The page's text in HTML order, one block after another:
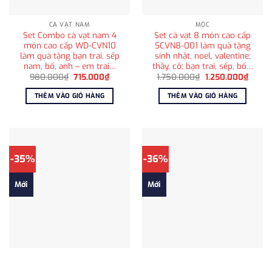
CÀ VẠT NAM
Set Combo cà vạt nam 4
món cao cấp WD-CVN10
làm quà tặng bạn trai, sếp
nam, bố, anh – em trai…
980.000₫ Giá
là:
980.000₫.
715.000₫Giá
hiện
tại
715.000₫.
THÊM VÀO GIỎ HÀNG
MỘC
Set cà vạt 8 món cao cấp
SCVN8-001 làm quà tặng
sinh nhật, noel, valentine;
thầy, cô; bạn trai, sếp, bố…
1.750.000₫ Giá
là:
1.750.000₫.
1.250.000₫Giá
hiện
THÊM VÀO GIỎ HÀNG
-35%
Mới
-36%
Mới